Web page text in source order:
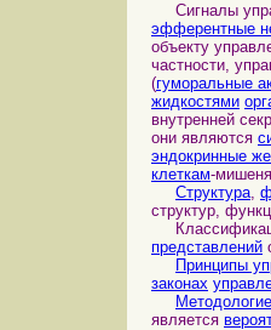
Сигналы
эфферентные
объекту
частности,
(гуморальные
жидкостями
внутренней
они являются
эндокринные
клеткам-
Структура,
структур,
представлений
Принципы
законах
является